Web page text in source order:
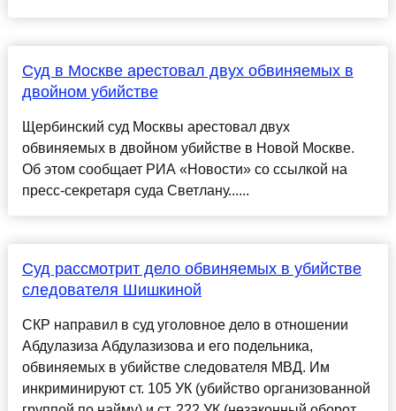
Суд в Москве арестовал двух обвиняемых в
двойном убийстве
Щербинский суд Москвы арестовал двух
обвиняемых в двойном убийстве в Новой Москве.
Об этом сообщает РИА «Новости» со ссылкой на
пресс-секретаря суда Светлану......
Суд рассмотрит дело обвиняемых в убийстве
следователя Шишкиной
СКР направил в суд уголовное дело в отношении
Абдулазиза Абдулазизова и его подельника,
обвиняемых в убийстве следователя МВД. Им
инкриминируют ст. 105 УК (убийство организованной